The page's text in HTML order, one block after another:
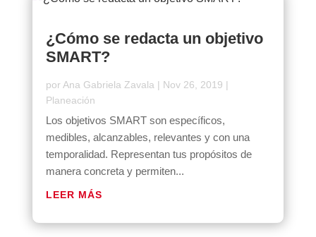
¿Cómo se redacta un objetivo
SMART?
por Ana Gabriela Zavala | Nov 26, 2019 |
Planeación
Los objetivos SMART son específicos,
medibles, alcanzables, relevantes y con una
temporalidad. Representan tus propósitos de
manera concreta y permiten...
LEER MÁS